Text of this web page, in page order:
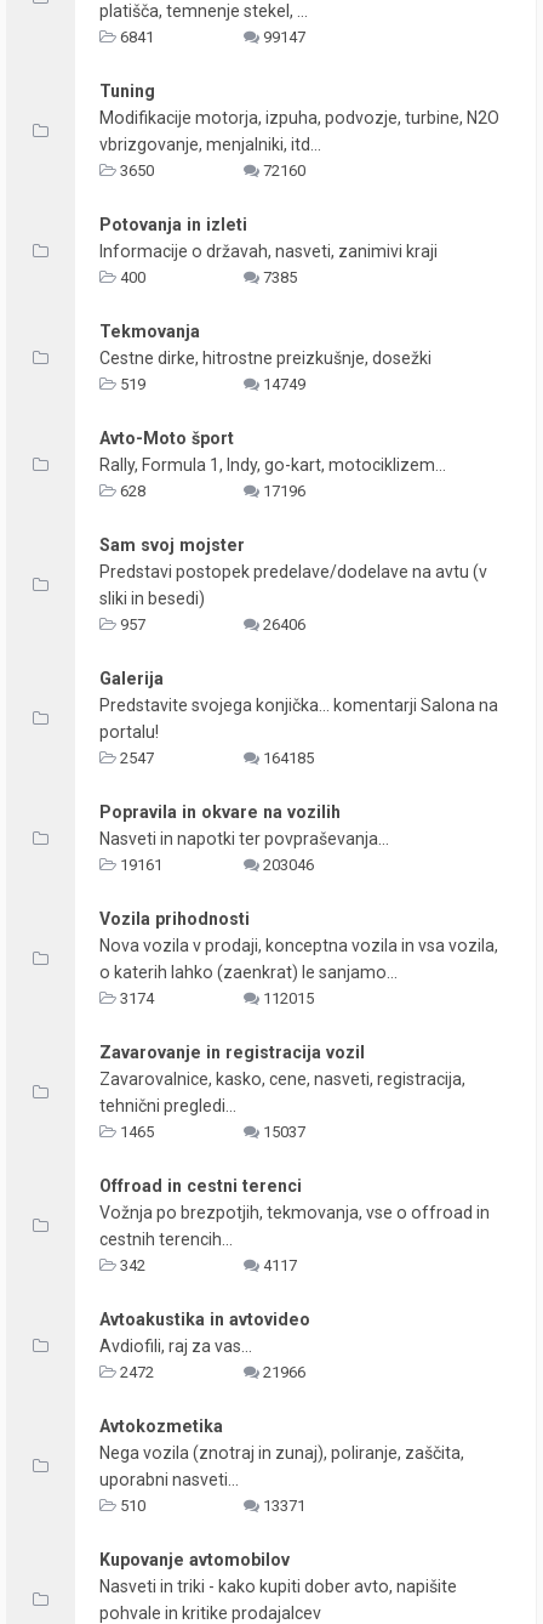
platišča, temnenje stekel, ...
6841 99147
Tuning
Modifikacije motorja, izpuha, podvozje, turbine, N2O
vbrizgovanje, menjalniki, itd...
3650 72160
Potovanja in izleti
Informacije o državah, nasveti, zanimivi kraji
400 7385
Tekmovanja
Cestne dirke, hitrostne preizkušnje, dosežki
519 14749
Avto-Moto šport
Rally, Formula 1, Indy, go-kart, motociklizem...
628 17196
Sam svoj mojster
Predstavi postopek predelave/dodelave na avtu (v
sliki in besedi)
957 26406
Galerija
Predstavite svojega konjička... komentarji Salona na
portalu!
2547 164185
Popravila in okvare na vozilih
Nasveti in napotki ter povpraševanja...
19161 203046
Vozila prihodnosti
Nova vozila v prodaji, konceptna vozila in vsa vozila,
o katerih lahko (zaenkrat) le sanjamo...
3174 112015
Zavarovanje in registracija vozil
Zavarovalnice, kasko, cene, nasveti, registracija,
tehnični pregledi...
1465 15037
Offroad in cestni terenci
Vožnja po brezpotjih, tekmovanja, vse o offroad in
cestnih terencih...
342 4117
Avtoakustika in avtovideo
Avdiofili, raj za vas...
2472 21966
Avtokozmetika
Nega vozila (znotraj in zunaj), poliranje, zaščita,
uporabni nasveti...
510 13371
Kupovanje avtomobilov
Nasveti in triki - kako kupiti dober avto, napišite
pohvale in kritike prodajalcev